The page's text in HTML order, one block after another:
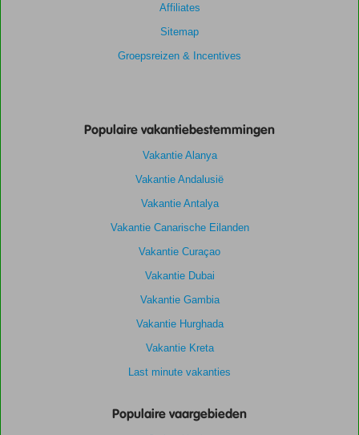
Affiliates
Sitemap
Groepsreizen & Incentives
Populaire vakantiebestemmingen
Vakantie Alanya
Vakantie Andalusië
Vakantie Antalya
Vakantie Canarische Eilanden
Vakantie Curaçao
Vakantie Dubai
Vakantie Gambia
Vakantie Hurghada
Vakantie Kreta
Last minute vakanties
Populaire vaargebieden